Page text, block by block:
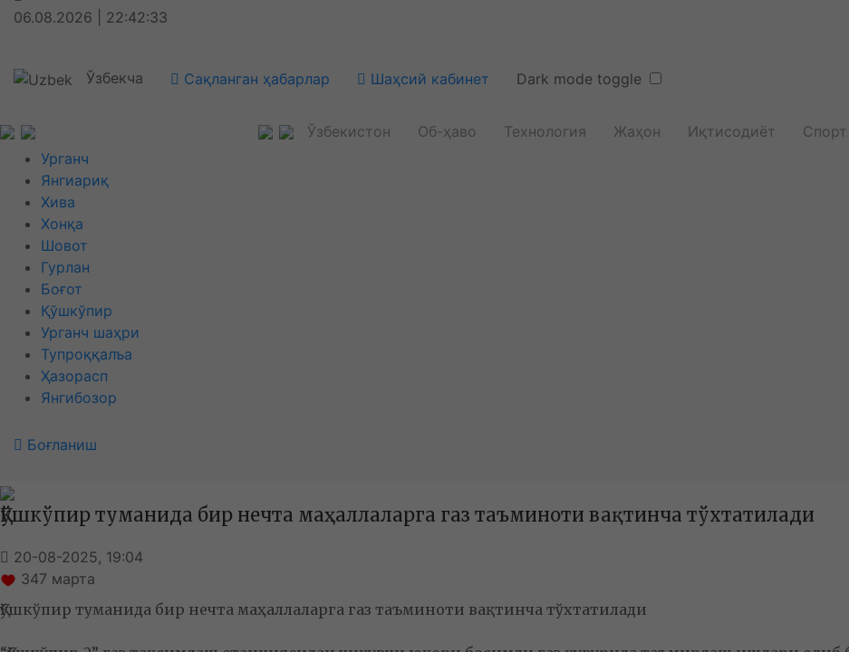
06.08.2026 | 22:42:34
Ўзбекча Сақланган ҳабарлар Шаҳсий кабинет Dark mode toggle
Ўзбекистон Об-ҳаво Технология Жаҳон Иқтисодиёт Спорт
Урганч
Янгиариқ
Хива
Хонқа
Шовот
Гурлан
Боғот
Қўшкўпир
Урганч шаҳри
Тупроққалъа
Ҳазорасп
Янгибозор
Боғланиш
Қўшкўпир туманида бир нечта маҳаллаларга газ таъминоти вақтинча тўхтатилади
20-08-2025, 19:04
347 марта
Қўшкўпир туманида бир нечта маҳаллаларга газ таъминоти вақтинча тўхтатилади